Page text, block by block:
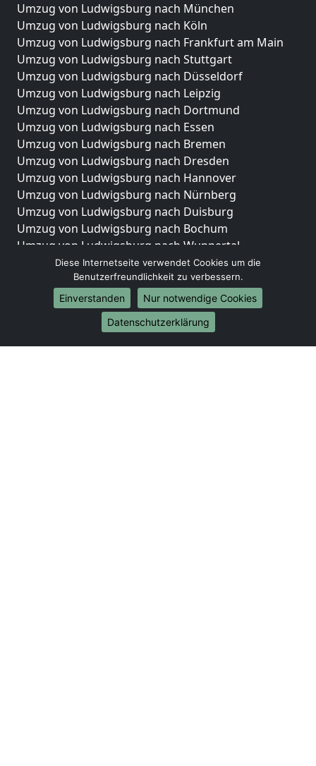
Umzug von Ludwigsburg nach München
Umzug von Ludwigsburg nach Köln
Umzug von Ludwigsburg nach Frankfurt am Main
Umzug von Ludwigsburg nach Stuttgart
Umzug von Ludwigsburg nach Düsseldorf
Umzug von Ludwigsburg nach Leipzig
Umzug von Ludwigsburg nach Dortmund
Umzug von Ludwigsburg nach Essen
Umzug von Ludwigsburg nach Bremen
Umzug von Ludwigsburg nach Dresden
Umzug von Ludwigsburg nach Hannover
Umzug von Ludwigsburg nach Nürnberg
Umzug von Ludwigsburg nach Duisburg
Umzug von Ludwigsburg nach Bochum
Umzug von Ludwigsburg nach Wuppertal
Umzug von Ludwigsburg nach Bielefeld
Umzug von Ludwigsburg nach Bonn
Umzug von Ludwigsburg nach Münster
Internationale-Umzüge
Umzug von Ludwigsburg nach Brasilien
Diese Internetseite verwendet Cookies um die
Benutzerfreundlichkeit zu verbessern.
Einverstanden
Nur notwendige Cookies
Datenschutzerklärung